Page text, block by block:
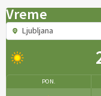
[EKOloško = LOGIČNO
#IMCAP #CAP https://
Vreme
Ljubljana
PON.